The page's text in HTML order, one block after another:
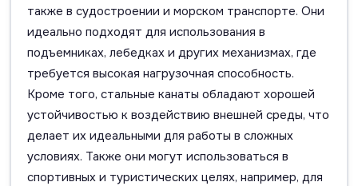
также в судостроении и морском транспорте. Они
идеально подходят для использования в
подъемниках, лебедках и других механизмах, где
требуется высокая нагрузочная способность.
Кроме того, стальные канаты обладают хорошей
устойчивостью к воздействию внешней среды, что
делает их идеальными для работы в сложных
условиях. Также они могут использоваться в
спортивных и туристических целях, например, для